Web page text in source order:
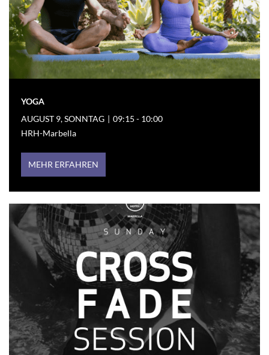
YOGA
AUGUST 9, SONNTAG
09:15 - 10:00
HRH-Marbella
MEHR ERFAHREN